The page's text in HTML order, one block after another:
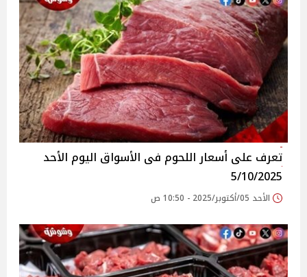
تعرف على أسعار اللحوم فى الأسواق‎‎ اليوم الأحد
5/10/2025
الأحد 05/أكتوبر/2025 - 10:50 ص